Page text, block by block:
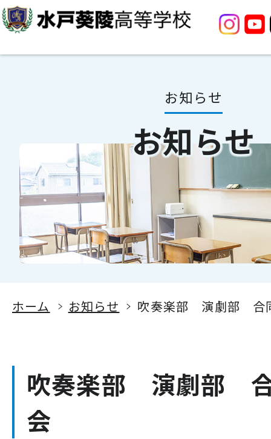
お知らせ
お知らせ
ホーム お知らせ 吹奏楽部 演劇部 合
吹奏楽部 演劇部
会